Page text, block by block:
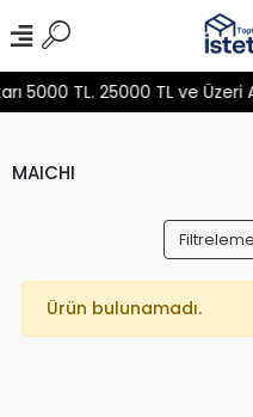
5000 TL. 25000 TL ve Üzeri
MAICHI
Filtreleme
Ürün bulunamadı.